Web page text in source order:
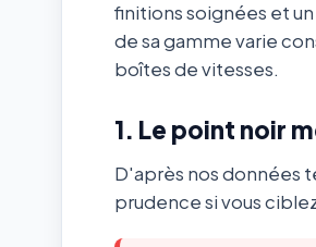
finitions soignées et
de sa gamme varie
boîtes de vitesses.
1. Le point noir
D'après nos données
prudence si vous